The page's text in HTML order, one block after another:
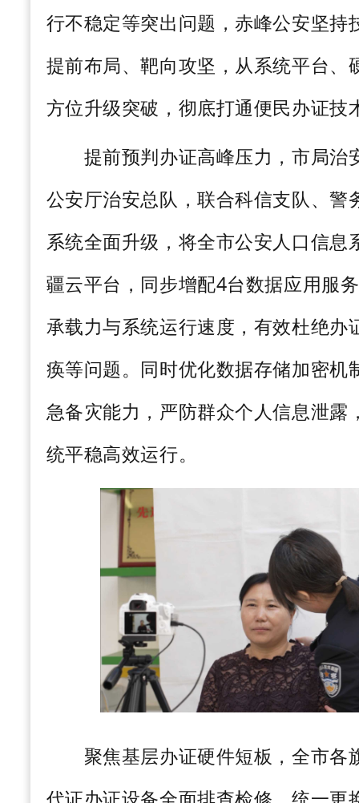
行不稳定等突出问题，赤峰公安坚持
提前布局、靶向攻坚，从系统平台、
方位升级突破，彻底打通便民办证技
提前预判办证高峰压力，市局治
公安厅治安总队，联合科信支队、警
系统全面升级，将全市公安人口信息
疆云平台，同步增配4台数据应用服
承载力与系统运行速度，有效杜绝办
痪等问题。同时优化数据存储加密机
急备灾能力，严防群众个人信息泄露
统平稳高效运行。
聚焦基层办证硬件短板，全市各